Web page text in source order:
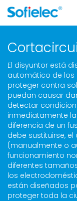
El disyuntor está
automático de los
proteger contra
puedan causar
detectar
inmediatamente
diferencia de un
debe sustituirse,
(manualmente o
funcionamiento
diferentes
los
están diseñados
proteger toda la